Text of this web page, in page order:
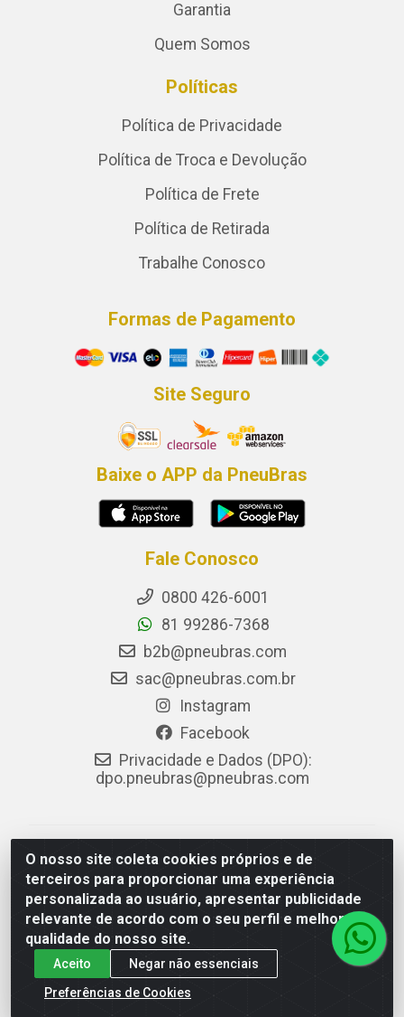
O nosso site coleta cookies próprios e de
terceiros para proporcionar uma experiência
personalizada ao usuário, apresentar publicidade
relevante de acordo com o seu perfil e melhorar a
qualidade do nosso site.
Aceito
Negar não essenciais
Preferências de Cookies
Garantia
Quem Somos
Políticas
Política de Privacidade
Política de Troca e Devolução
Política de Frete
Política de Retirada
Trabalhe Conosco
Formas de Pagamento
Site Seguro
Baixe o APP da PneuBras
Fale Conosco
0800 426-6001
81 99286-7368
b2b@pneubras.com
sac@pneubras.com.br
Instagram
Facebook
Privacidade e Dados (DPO):
dpo.pneubras@pneubras.com
PneuBras - Rodovia BR-101, KM 82 - Prazeres,
Jaboatão dos Guararapes/PE - CEP 54.335-000 - CNPJ
08.678.386/0001-05 - Pneubras Comércio de Pneus
Ltda